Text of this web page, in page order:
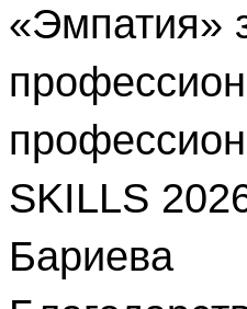
«Эмпатия»
SKILLS
Бариева